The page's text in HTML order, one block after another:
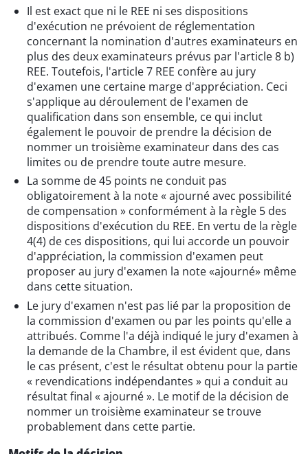
Il est exact que ni le REE ni ses dispositions
d'exécution ne prévoient de réglementation
concernant la nomination d'autres examinateurs en
plus des deux examinateurs prévus par l'article 8 b)
REE. Toutefois, l'article 7 REE confère au jury
d'examen une certaine marge d'appréciation. Ceci
s'applique au déroulement de l'examen de
qualification dans son ensemble, ce qui inclut
également le pouvoir de prendre la décision de
nommer un troisième examinateur dans des cas
limites ou de prendre toute autre mesure.
La somme de 45 points ne conduit pas
obligatoirement à la note « ajourné avec possibilité
de compensation » conformément à la règle 5 des
dispositions d'exécution du REE. En vertu de la règle
4(4) de ces dispositions, qui lui accorde un pouvoir
d'appréciation, la commission d'examen peut
proposer au jury d'examen la note «ajourné» même
dans cette situation.
Le jury d'examen n'est pas lié par la proposition de
la commission d'examen ou par les points qu'elle a
attribués. Comme l'a déjà indiqué le jury d'examen à
la demande de la Chambre, il est évident que, dans
le cas présent, c'est le résultat obtenu pour la partie
« revendications indépendantes » qui a conduit au
résultat final « ajourné ». Le motif de la décision de
nommer un troisième examinateur se trouve
probablement dans cette partie.